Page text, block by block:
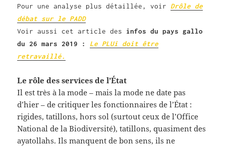
Pour une analyse plus détaillée, voir Drôle de
débat sur le PADD
Voir aussi cet article des infos du pays gallo
du 26 mars 2019 : Le PLUi doit être
retravaillé.
Le rôle des services de l’État
Il est très à la mode – mais la mode ne date pas
d’hier – de critiquer les fonctionnaires de l’État :
rigides, tatillons, hors sol (surtout ceux de l’Office
National de la Biodiversité), tatillons, quasiment des
ayatollahs. Ils manquent de bon sens, ils ne